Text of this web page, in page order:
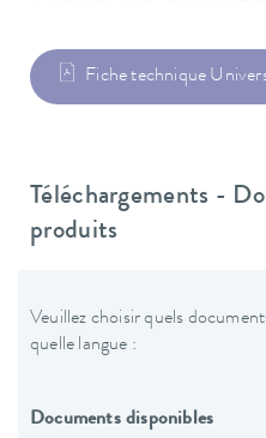
Fiche technique
Téléchargements -
produits
Veuillez choisir quels
quelle langue :
Documents disponibles